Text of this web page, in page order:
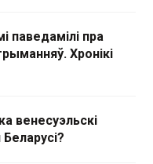
паведамілі пра
Хронікі
венесуэльскі